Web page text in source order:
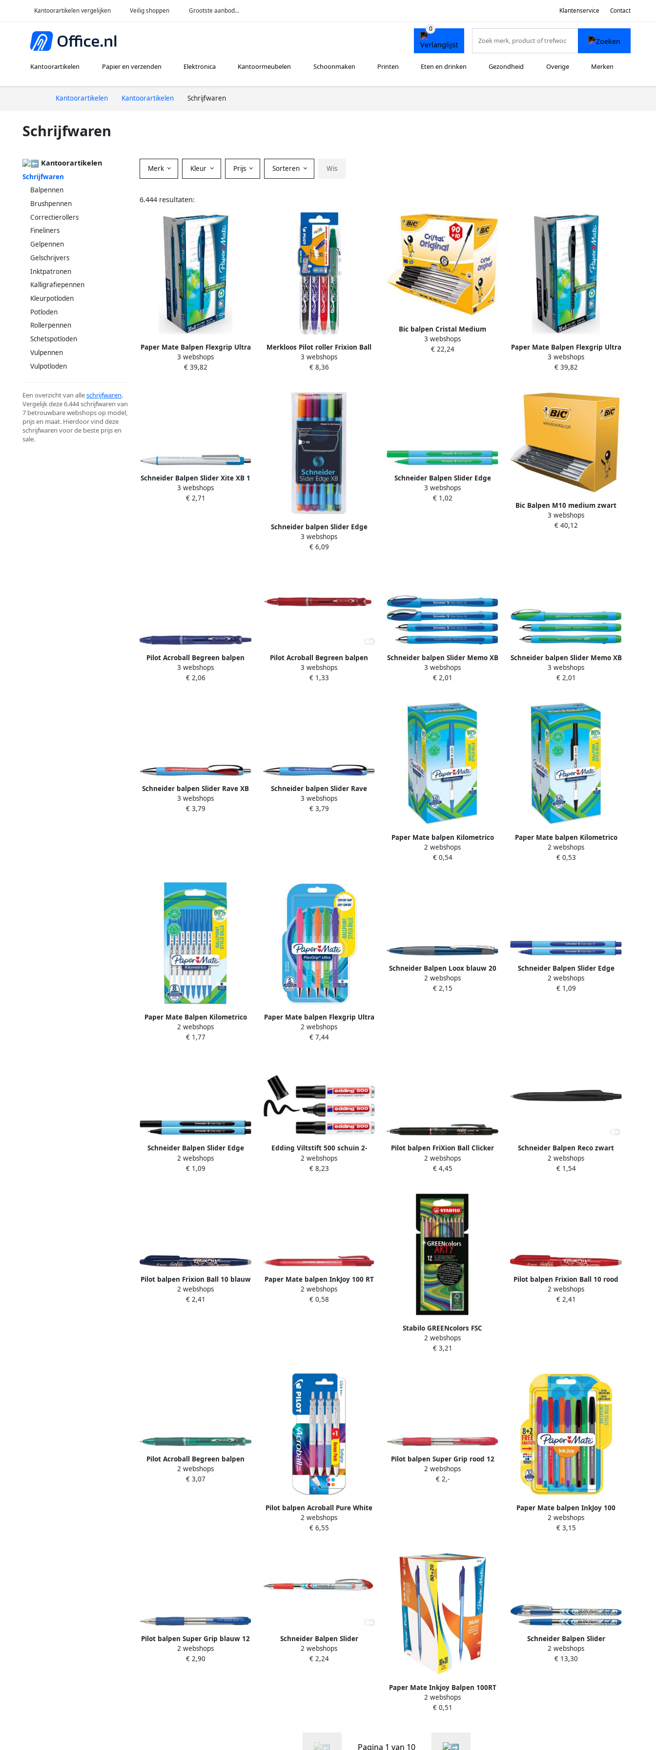
Kantoorartikelen vergelijken Veilig shoppen Grootste aanbod... Klantenservice Contact
Kantoorartikelen Papier en verzenden Elektronica Kantoormeubelen Schoonmaken Printen Eten en drinken Gezondheid Overige Merken
Kantoorartikelen Kantoorartikelen Schrijfwaren
Schrijfwaren
Kantoorartikelen
Schrijfwaren
Balpennen
Brushpennen
Correctierollers
Fineliners
Gelpennen
Gelschrijvers
Inktpatronen
Kalligrafiepennen
Kleurpotloden
Potloden
Rollerpennen
Schetspotloden
Vulpennen
Vulpotloden
Een overzicht van alleschrijfwaren.
Vergelijk deze 6.444 schrijfwaren van
7 betrouwbare webshops op model,
prijs en maat. Hierdoor vind deze
schrijfwaren voor de beste prijs en
sale.
Merk Kleur Prijs Sorteren Wis
6.444 resultaten:
Paper Mate Balpen Flexgrip Ultra
medium blauw valuepack 30+6
gratis
3 webshops
€ 39,82
Merkloos Pilot roller Frixion Ball
Set 2 Go blister van 4 stuks:
zwart blauw rood en groen
3 webshops
€ 8,36
Bic balpen Cristal Medium
voordeelpak 90 + 10 gratis zwart
3 webshops
€ 22,24
Paper Mate Balpen Flexgrip Ultra
medium zwart valuepack 30+6
gratis
3 webshops
€ 39,82
Schneider Balpen Slider Xite XB 1
4mm wit blauw
3 webshops
€ 2,71
Schneider balpen Slider Edge
extra breed geassorteerde
kleuren etui van 6 stuks
3 webshops
€ 6,09
Schneider Balpen Slider Edge
extra-brede punt groen
3 webshops
€ 1,02
Bic Balpen M10 medium zwart
doos Ã 90 10 gratis
3 webshops
€ 40,12
Pilot Acroball Begreen balpen
medium punt 0 3 mm blauw 10
stuks
3 webshops
€ 2,06
Pilot Acroball Begreen balpen
medium punt 0 3 mm rood 10
stuks
3 webshops
€ 1,33
Schneider balpen Slider Memo XB
1 4mm kogelbreedte blauw
3 webshops
€ 2,01
Schneider balpen Slider Memo XB
1 4mm kogelbreedte groen
3 webshops
€ 2,01
Schneider balpen Slider Rave XB
1 4mm blauw-rood
3 webshops
€ 3,79
Schneider balpen Slider Rave
extra breed blauwe inkt blauw
3 webshops
€ 3,79
Paper Mate balpen Kilometrico
medium doos van 50 stuks blauw
2 webshops
€ 0,54
Paper Mate balpen Kilometrico
medium doos van 50 stuks zwart
2 webshops
€ 0,53
Paper Mate Balpen Kilometrico
Recycled medium blauw blister
Ã 8 stuks
2 webshops
€ 1,77
Paper Mate balpen Flexgrip Ultra
RT Brights medium blauwe inkt
blister van 5 stuks assorti
2 webshops
€ 7,44
Schneider Balpen Loox blauw 20
stuks
2 webshops
€ 2,15
Schneider Balpen Slider Edge
medium punt blauw
2 webshops
€ 1,09
Schneider Balpen Slider Edge
medium punt zwart
2 webshops
€ 1,09
Edding Viltstift 500 schuin 2-
7mm zwart blisterà 3 stuks
2 webshops
€ 8,23
Pilot balpen FriXion Ball Clicker
10 zwart 12 stuks
2 webshops
€ 4,45
Schneider Balpen Reco zwart
schrijfkleur: blauw
2 webshops
€ 1,54
Pilot balpen Frixion Ball 10 blauw
2 webshops
€ 2,41
Paper Mate balpen InkJoy 100 RT
rood
2 webshops
€ 0,58
Stabilo GREENcolors FSC
Gecertificeerd Kleurpotloden
ARTY Etui 12 Kleuren
2 webshops
€ 3,21
Pilot balpen Frixion Ball 10 rood
2 webshops
€ 2,41
Pilot Acroball Begreen balpen
medium punt 0 3 mm groen 10
stuks
2 webshops
€ 3,07
Pilot balpen Acroball Pure White
blister van 3 + 1 gratis in vrolijke
kleuren
2 webshops
€ 6,55
Pilot balpen Super Grip rood 12
stuks
2 webshops
€ 2,-
Paper Mate balpen InkJoy 100
met dop blister 8 + 2 gratis
2 webshops
€ 3,15
Pilot balpen Super Grip blauw 12
stuks
2 webshops
€ 2,90
Schneider Balpen Slider
Schrijfbreedte 0 7 Mm Rood 10
Stuks
2 webshops
€ 2,24
Paper Mate Inkjoy Balpen 100RT
medium blauw valuepack 80 20
gratis
2 webshops
€ 0,51
Schneider Balpen Slider
schrijfbreedte 0 7 mm blauw 10
stuks
2 webshops
€ 13,30
Pagina 1 van 10